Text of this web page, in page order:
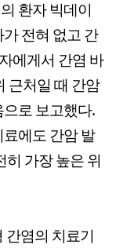
환자 빅데이
전혀 없고 간
에게서 간염 바
근처일 때 간암
로 보고했다.
에도 간암 발
가장 높은 위
간염의 치료기